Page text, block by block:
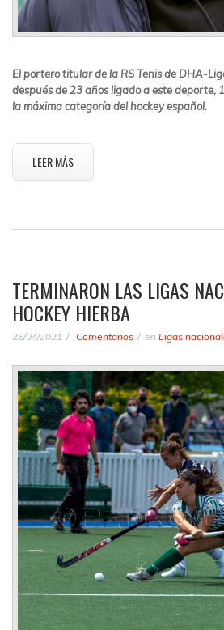
El portero titular de la RS Tenis de DHA-
después de 23 años ligado a este deporte,
la máxima categoría del hockey español.
LEER MÁS
TERMINARON LAS LIGAS
HOCKEY HIERBA
26/04/2021 Comentarios en Ligas